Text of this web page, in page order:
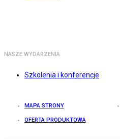
NASZE WYDARZENIA
Szkolenia i konferencje
MAPA STRONY
OFERTA PRODUKTOWA